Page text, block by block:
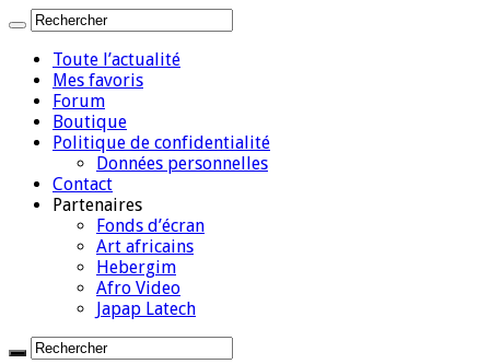
Toute l’actualité
Mes favoris
Forum
Boutique
Politique de confidentialité
Données personnelles
Contact
Partenaires
Fonds d’écran
Art africains
Hebergim
Afro Video
Japap Latech